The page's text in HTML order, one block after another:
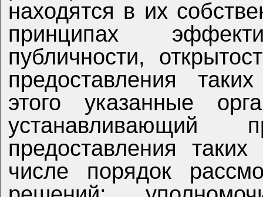
находятся в их
принципах
публичности,
предоставления
этого указанные
устанавливающий
предоставления
числе порядок